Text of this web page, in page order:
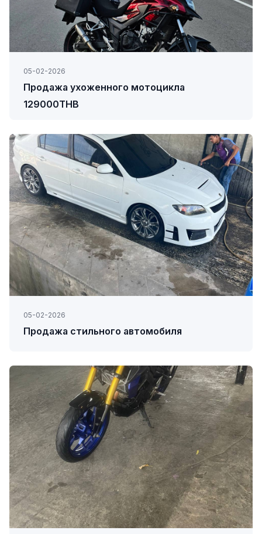
05-02-2026
Продажа ухоженного мотоцикла
129000THB
05-02-2026
Продажа стильного автомобиля